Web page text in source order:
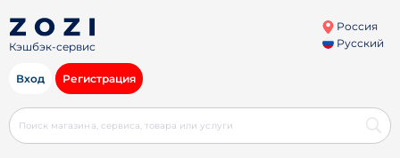
Кэшбэк-сервис
Россия
Русский
Вход Регистрация